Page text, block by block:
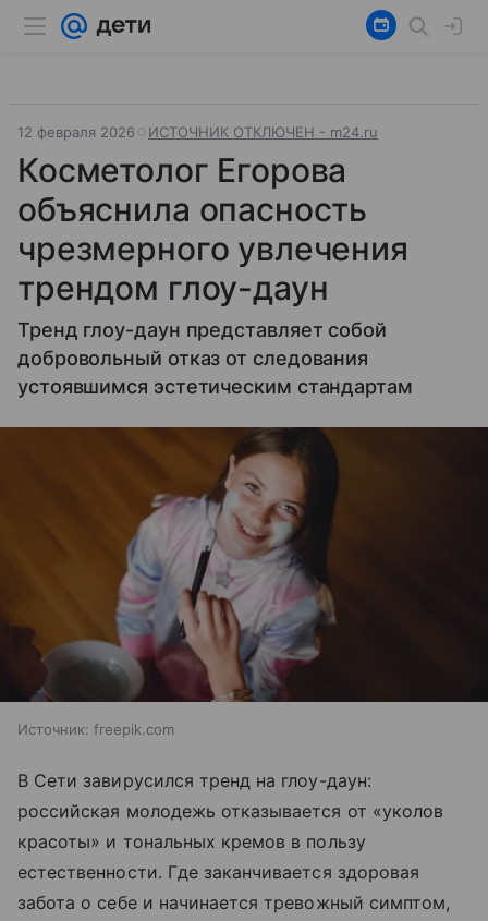
12 февраля 2026 ИСТОЧНИК ОТКЛЮЧЕН - m24.ru
Косметолог Егорова
объяснила опасность
чрезмерного увлечения
трендом глоу-даун
Тренд глоу-даун представляет собой
добровольный отказ от следования
устоявшимся эстетическим стандартам
Источник: freepik.com
В Сети завирусился тренд на глоу-даун:
российская молодежь отказывается от «уколов
красоты» и тональных кремов в пользу
естественности. Где заканчивается здоровая
забота о себе и начинается тревожный симптом,